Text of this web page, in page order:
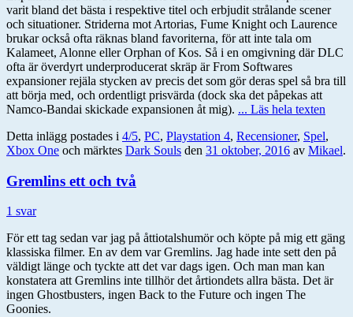
varit bland det bästa i respektive titel och erbjudit strålande scener
och situationer. Striderna mot Artorias, Fume Knight och Laurence
brukar också ofta räknas bland favoriterna, för att inte tala om
Kalameet, Alonne eller Orphan of Kos. Så i en omgivning där DLC
ofta är överdyrt underproducerat skräp är From Softwares
expansioner rejäla stycken av precis det som gör deras spel så bra till
att börja med, och ordentligt prisvärda (dock ska det påpekas att
Namco-Bandai skickade expansionen åt mig). ... Läs hela texten
Detta inlägg postades i 4/5, PC, Playstation 4, Recensioner, Spel,
Xbox One och märktes Dark Souls den 31 oktober, 2016 av Mikael.
Gremlins ett och två
1 svar
För ett tag sedan var jag på åttiotalshumör och köpte på mig ett gäng
klassiska filmer. En av dem var Gremlins. Jag hade inte sett den på
väldigt länge och tyckte att det var dags igen. Och man man kan
konstatera att Gremlins inte tillhör det årtiondets allra bästa. Det är
ingen Ghostbusters, ingen Back to the Future och ingen The
Goonies.